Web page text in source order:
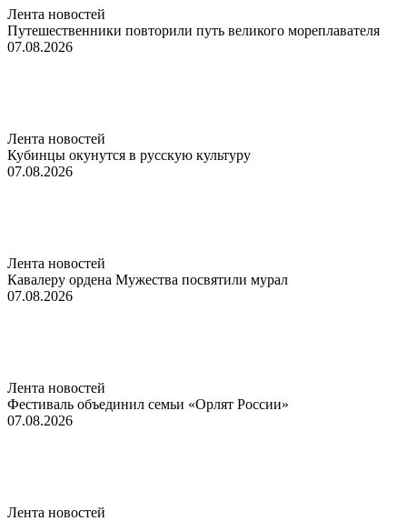
Лента новостей
Путешественники повторили путь великого мореплавателя
07.08.2026
Лента новостей
Кубинцы окунутся в русскую культуру
07.08.2026
Лента новостей
Кавалеру ордена Мужества посвятили мурал
07.08.2026
Лента новостей
Фестиваль объединил семьи «Орлят России»
07.08.2026
Лента новостей